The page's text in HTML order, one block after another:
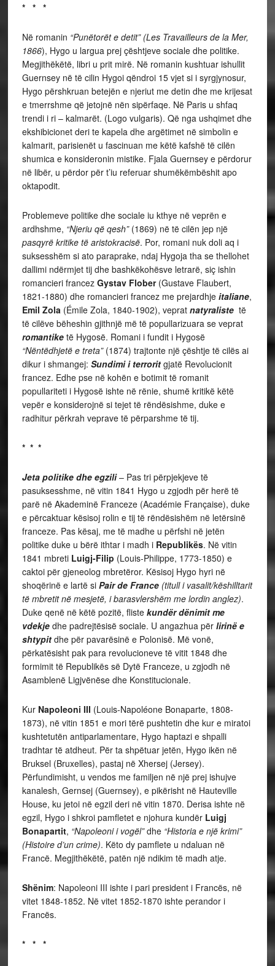
* * *
Në romanin “Punëtorët e detit” (Les Travailleurs de la Mer,
1866), Hygo u largua prej çështjeve sociale dhe politike.
Megjithëkëtë, libri u prit mirë. Në romanin kushtuar ishullit
Guernsey në të cilin Hygoi qëndroi 15 vjet si i syrgjynosur,
Hygo përshkruan betejën e njeriut me detin dhe me krijesat
e tmerrshme që jetojnë nën sipërfaqe. Në Paris u shfaq
trendi i ri – kalmarët. (Logo vulgaris). Që nga ushqimet dhe
ekshibicionet deri te kapela dhe argëtimet në simbolin e
kalmarit, parisienët u fascinuan me këtë kafshë të cilën
shumica e konsideronin mistike. Fjala Guernsey e përdorur
në libër, u përdor për t’iu referuar shumëkëmbëshit apo
oktapodit.
Problemeve politike dhe sociale iu kthye në veprën e
ardhshme, “Njeriu që qesh”(1869) në të cilën jep një
pasqyrë kritike të aristokracisë. Por, romani nuk doli aq i
suksesshëm si ato paraprake, ndaj Hygoja tha se thellohet
dallimi ndërmjet tij dhe bashkëkohësve letrarë, siç ishin
romancieri francez Gystav Flober (Gustave Flaubert,
1821-1880) dhe romancieri francez me prejardhje italiane,
Emil Zola (Émile Zola, 1840-1902), veprat natyraliste të
të cilëve bëheshin gjithnjë më të popullarizuara se veprat
romantike të Hygosë. Romani i fundit i Hygosë
“Nëntëdhjetë e treta”(1874) trajtonte një çështje të cilës ai
dikur i shmangej: Sundimi i terrorit gjatë Revolucionit
francez. Edhe pse në kohën e botimit të romanit
popullariteti i Hygosë ishte në rënie, shumë kritikë këtë
vepër e konsiderojnë si tejet të rëndësishme, duke e
radhitur përkrah veprave të përparshme të tij.
* * *
Jeta politike dhe egzili – Pas tri përpjekjeve të
pasuksesshme, në vitin 1841 Hygo u zgjodh për herë të
parë në Akademinë Franceze (Académie Française), duke
e përcaktuar kësisoj rolin e tij të rëndësishëm në letërsinë
franceze. Pas kësaj, me të madhe u përfshi në jetën
politike duke u bërë ithtar i madh i Republikës. Në vitin
1841 mbreti Luigj-Filip (Louis-Philippe, 1773-1850) e
caktoi për gjeneolog mbretëror. Kësisoj Hygo hyri në
shoqërinë e lartë si Pair de France (titull i vasalit/këshilltarit
të mbretit në mesjetë, i barasvlershëm me lordin anglez).
Duke qenë në këtë pozitë, fliste kundër dënimit me
vdekjedhe padrejtësisë sociale. U angazhua për lirinë e
shtypitdhe për pavarësinë e Polonisë. Më vonë,
përkatësisht pak para revolucioneve të vitit 1848 dhe
formimit të Republikës së Dytë Franceze, u zgjodh në
Asamblenë Ligjvënëse dhe Konstitucionale.
Kur Napoleoni III (Louis-Napoléone Bonaparte, 1808-
1873), në vitin 1851 e mori tërë pushtetin dhe kur e miratoi
kushtetutën antiparlamentare, Hygo haptazi e shpalli
tradhtar të atdheut. Për ta shpëtuar jetën, Hygo ikën në
Bruksel (Bruxelles), pastaj në Xhersej (Jersey).
Përfundimisht, u vendos me familjen në një prej ishujve
kanalesh, Gernsej (Guernsey), e pikërisht në Hauteville
House, ku jetoi në egzil deri në vitin 1870. Derisa ishte në
egzil, Hygo i shkroi pamfletet e njohura kundër Luigj
Bonapartit, “Napoleoni i vogël”dhe “Historia e një krimi”
(Histoire d’un crime). Këto dy pamflete u ndaluan në
Francë. Megjithëkëtë, patën një ndikim të madh atje.
Shënim: Napoleoni III ishte i pari president i Francës, në
vitet 1848-1852. Në vitet 1852-1870 ishte perandor i
Francës.
* * *